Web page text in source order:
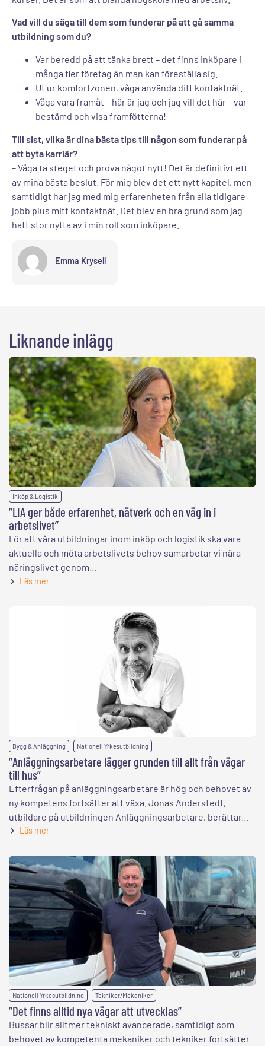
Vad vill du säga till dem som funderar på att gå samma
utbildning som du?
Var beredd på att tänka brett – det finns inköpare i
många fler företag än man kan föreställa sig.
Ut ur komfortzonen, våga använda ditt kontaktnät.
Våga vara framåt – här är jag och jag vill det här – var
bestämd och visa framfötterna!
Till sist, vilka är dina bästa tips till någon som funderar på
att byta karriär?
– Våga ta steget och prova något nytt! Det är definitivt ett
av mina bästa beslut. För mig blev det ett nytt kapitel, men
samtidigt har jag med mig erfarenheten från alla tidigare
jobb plus mitt kontaktnät. Det blev en bra grund som jag
haft stor nytta av i min roll som inköpare.
Emma Krysell
Liknande inlägg
Inköp & Logistik
”LIA ger både erfarenhet, nätverk och en väg in i
arbetslivet”
För att våra utbildningar inom inköp och logistik ska vara
aktuella och möta arbetslivets behov samarbetar vi nära
näringslivet genom...
Läs mer
Bygg & Anläggning Nationell Yrkesutbildning
”Anläggningsarbetare lägger grunden till allt från vägar
till hus”
Efterfrågan på anläggningsarbetare är hög och behovet av
ny kompetens fortsätter att växa. Jonas Anderstedt,
utbildare på utbildningen Anläggningsarbetare, berättar...
Läs mer
Nationell Yrkesutbildning Tekniker/Mekaniker
”Det finns alltid nya vägar att utvecklas”
Bussar blir alltmer tekniskt avancerade, samtidigt som
behovet av kompetenta mekaniker och tekniker fortsätter